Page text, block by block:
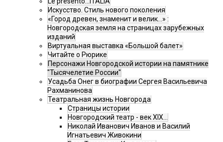
Искусство. Стиль нового поколения
«Город древен, знаменит и велик…» :
Новгородская земля на страницах зарубежных
изданий
Виртуальная выставка «Большой балет»
Читайте о Рюрике
Персонажи Новгородской истории на памятнике
"Тысячелетие России"
Усадьба Онег в биографии Сергея Васильевича
Рахманинова
Театральная жизнь Новгорода
Страницы истории
Новгородский театр - век XIX…
Николай Иванович Иванов и Василий
Игнатьевич Живокини